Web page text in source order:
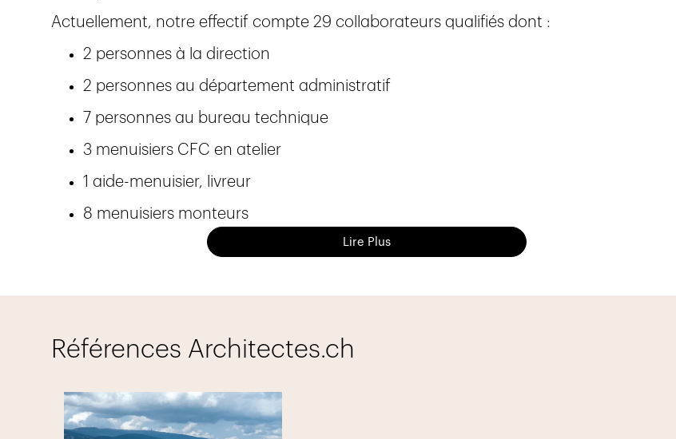
Actuellement, notre effectif compte 29 collaborateurs qualifiés dont :
2 personnes à la direction
2 personnes au département administratif
7 personnes au bureau technique
3 menuisiers CFC en atelier
1 aide-menuisier, livreur
8 menuisiers monteurs
Nous travaillons en étroite collaboration avec les meilleurs fournisseurs suisses de
nombreuses années. Ces relations favorisent une synergie qui est tout à votre
avantage.
Lire Plus
Références Architectes.ch